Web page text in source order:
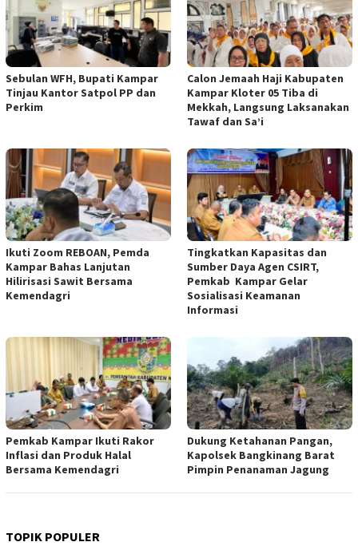
Sebulan WFH, Bupati Kampar
Tinjau Kantor Satpol PP dan
Perkim
Calon Jemaah Haji Kabupaten
Kampar Kloter 05 Tiba di
Mekkah, Langsung Laksanakan
Tawaf dan Sa’i
Ikuti Zoom REBOAN, Pemda
Kampar Bahas Lanjutan
Hilirisasi Sawit Bersama
Kemendagri
Tingkatkan Kapasitas dan
Sumber Daya Agen CSIRT,
Pemkab Kampar Gelar
Sosialisasi Keamanan
Informasi
Pemkab Kampar Ikuti Rakor
Inflasi dan Produk Halal
Bersama Kemendagri
Dukung Ketahanan Pangan,
Kapolsek Bangkinang Barat
Pimpin Penanaman Jagung
TOPIK POPULER